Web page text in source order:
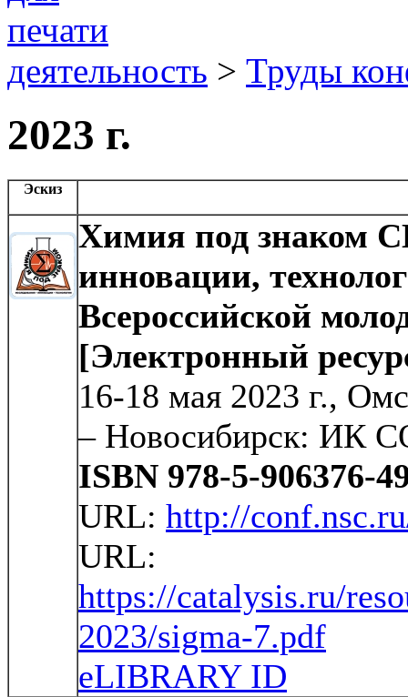
деятельность > Труды
2023 г.
Эскиз
Химия под знаком
инновации,
Всероссийской
[Электронный
16-18 мая 2023 г.,
– Новосибирск: ИК
ISBN 978-5-906376-
URL: http://
URL:
https://catalysis.ru/
2023/sigma-7.pdf
eLIBRARY ID